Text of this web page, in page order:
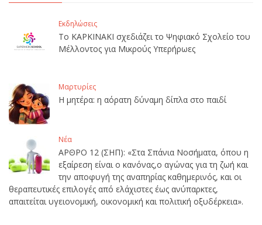
Εκδηλώσεις
Το ΚΑΡΚΙΝΑΚΙ σχεδιάζει το Ψηφιακό Σχολείο του
Μέλλοντος για Μικρούς Υπερήρωες
Μαρτυρίες
Η μητέρα: η αόρατη δύναμη δίπλα στο παιδί
Νέα
ΑΡΘΡΟ 12 (ΣΗΠ): «Στα Σπάνια Νοσήματα, όπου η
εξαίρεση είναι ο κανόνας,ο αγώνας για τη ζωή και
την αποφυγή της αναπηρίας καθημερινός, και οι
θεραπευτικές επιλογές από ελάχιστες έως ανύπαρκτες,
απαιτείται υγειονομική, οικονομική και πολιτική οξυδέρκεια».